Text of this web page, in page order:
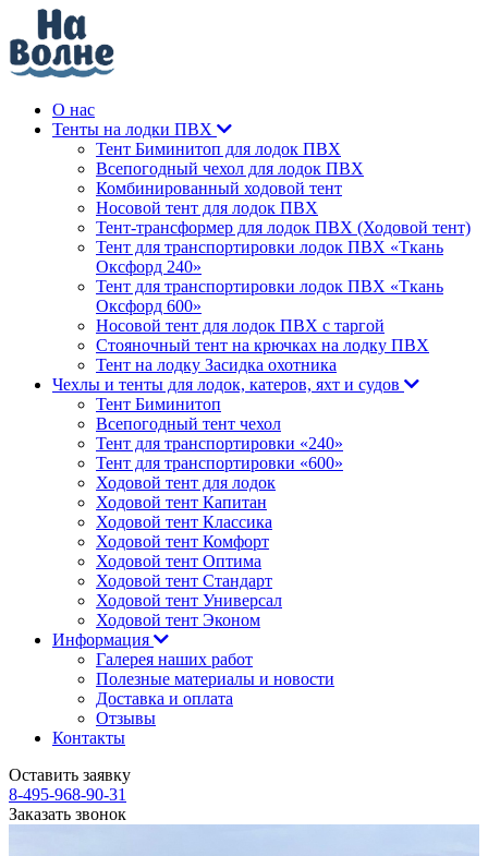
О нас
Тенты на лодки ПВХ
Тент Биминитоп для лодок ПВХ
Всепогодный чехол для лодок ПВХ
Комбинированный ходовой тент
Носовой тент для лодок ПВХ
Тент-трансформер для лодок ПВХ (Ходовой тент)
Тент для транспортировки лодок ПВХ «Ткань
Оксфорд 240»
Тент для транспортировки лодок ПВХ «Ткань
Оксфорд 600»
Носовой тент для лодок ПВХ с таргой
Стояночный тент на крючках на лодку ПВХ
Тент на лодку Засидка охотника
Чехлы и тенты для лодок, катеров, яхт и судов
Тент Биминитоп
Всепогодный тент чехол
Тент для транспортировки «240»
Тент для транспортировки «600»
Ходовой тент для лодок
Ходовой тент Капитан
Ходовой тент Классика
Ходовой тент Комфорт
Ходовой тент Оптима
Ходовой тент Стандарт
Ходовой тент Универсал
Ходовой тент Эконом
Информация
Галерея наших работ
Полезные материалы и новости
Доставка и оплата
Отзывы
Контакты
Оставить заявку
8-495-968-90-31
Заказать звонок